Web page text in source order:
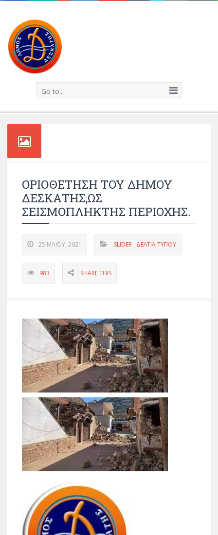
Go to...
OΡΙΟΘΕΤΗΣΗ ΤΟΥ ΔΗΜΟΥ
ΔΕΣΚΑΤΗΣ,ΩΣ
ΣΕΙΣΜΟΠΛΗΚΤΗΣ ΠΕΡΙΟΧΗΣ.
25 ΜΑΪ́ΟΥ, 2021 SLIDER , ΔΕΛΤΊΑ ΤΎΠΟΥ
983 SHARE THIS